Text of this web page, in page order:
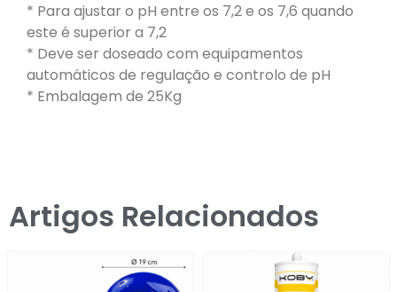
* Para ajustar o pH entre os 7,2 e os 7,6 quando
este é superior a 7,2
* Deve ser doseado com equipamentos
automáticos de regulação e controlo de pH
* Embalagem de 25Kg
Artigos Relacionados